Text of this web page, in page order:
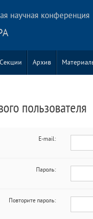
научная конференция
Секции Архив
пользователя
E-mail:
Пароль:
Повторите пароль: